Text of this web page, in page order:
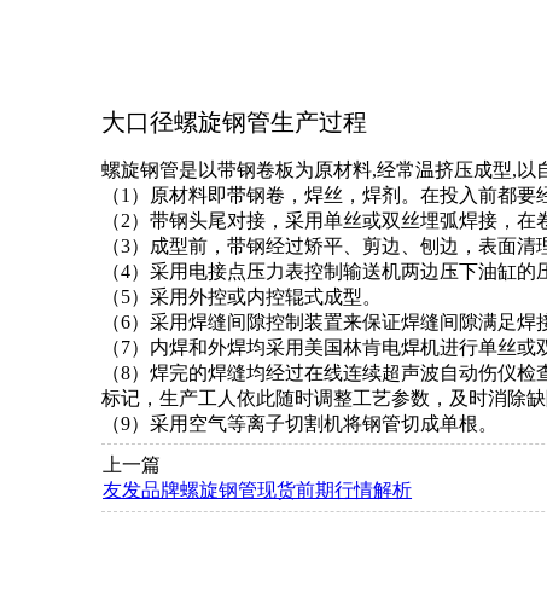
大口径螺旋钢管生产过程
螺旋钢管是以带钢卷板为原材料,经常温挤压成型,以
（1）原材料即带钢卷，焊丝，焊剂。在投入前都要
（2）带钢头尾对接，采用单丝或双丝埋弧焊接，在
（3）成型前，带钢经过矫平、剪边、刨边，表面清
（4）采用电接点压力表控制输送机两边压下油缸的
（5）采用外控或内控辊式成型。
（6）采用焊缝间隙控制装置来保证焊缝间隙满足
（7）内焊和外焊均采用美国林肯电焊机进行单丝
（8）焊完的焊缝均经过在线连续超声波自动伤仪
标记，生产工人依此随时调整工艺参数，及时消除缺
（9）采用空气等离子切割机将钢管切成单根。
上一篇
友发品牌螺旋钢管现货前期行情解析